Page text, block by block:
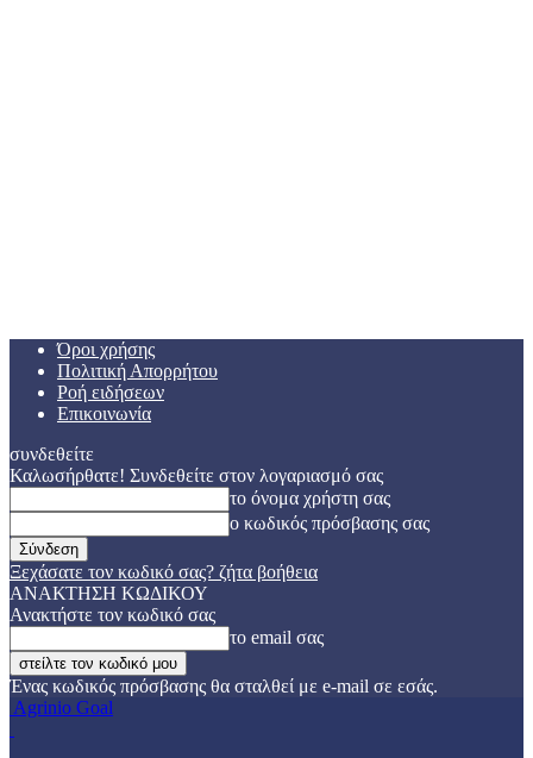
Όροι χρήσης
Πολιτική Απορρήτου
Ροή ειδήσεων
Επικοινωνία
συνδεθείτε
Καλωσήρθατε! Συνδεθείτε στον λογαριασμό σας
το όνομα χρήστη σας
ο κωδικός πρόσβασης σας
Ξεχάσατε τον κωδικό σας? ζήτα βοήθεια
ΑΝΑΚΤΗΣΗ ΚΩΔΙΚΟΥ
Ανακτήστε τον κωδικό σας
το email σας
Ένας κωδικός πρόσβασης θα σταλθεί με e-mail σε εσάς.
Agrinio Goal